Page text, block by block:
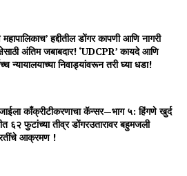
महापालिकाच’ हद्दीतील डोंगर कापणी आणि नागरी
अंतिम जबाबदार! ‘UDCPR’ कायदे आणि
न्यायालयाच्या निवाड्यांवरून तरी घ्या धडा!
काँक्रीटीकरणाचा कॅन्सर—भाग ५: हिंगणे खुर्द
६२ फुटांच्या तीव्र डोंगरउतारावर बहुमजली
आक्रमण !